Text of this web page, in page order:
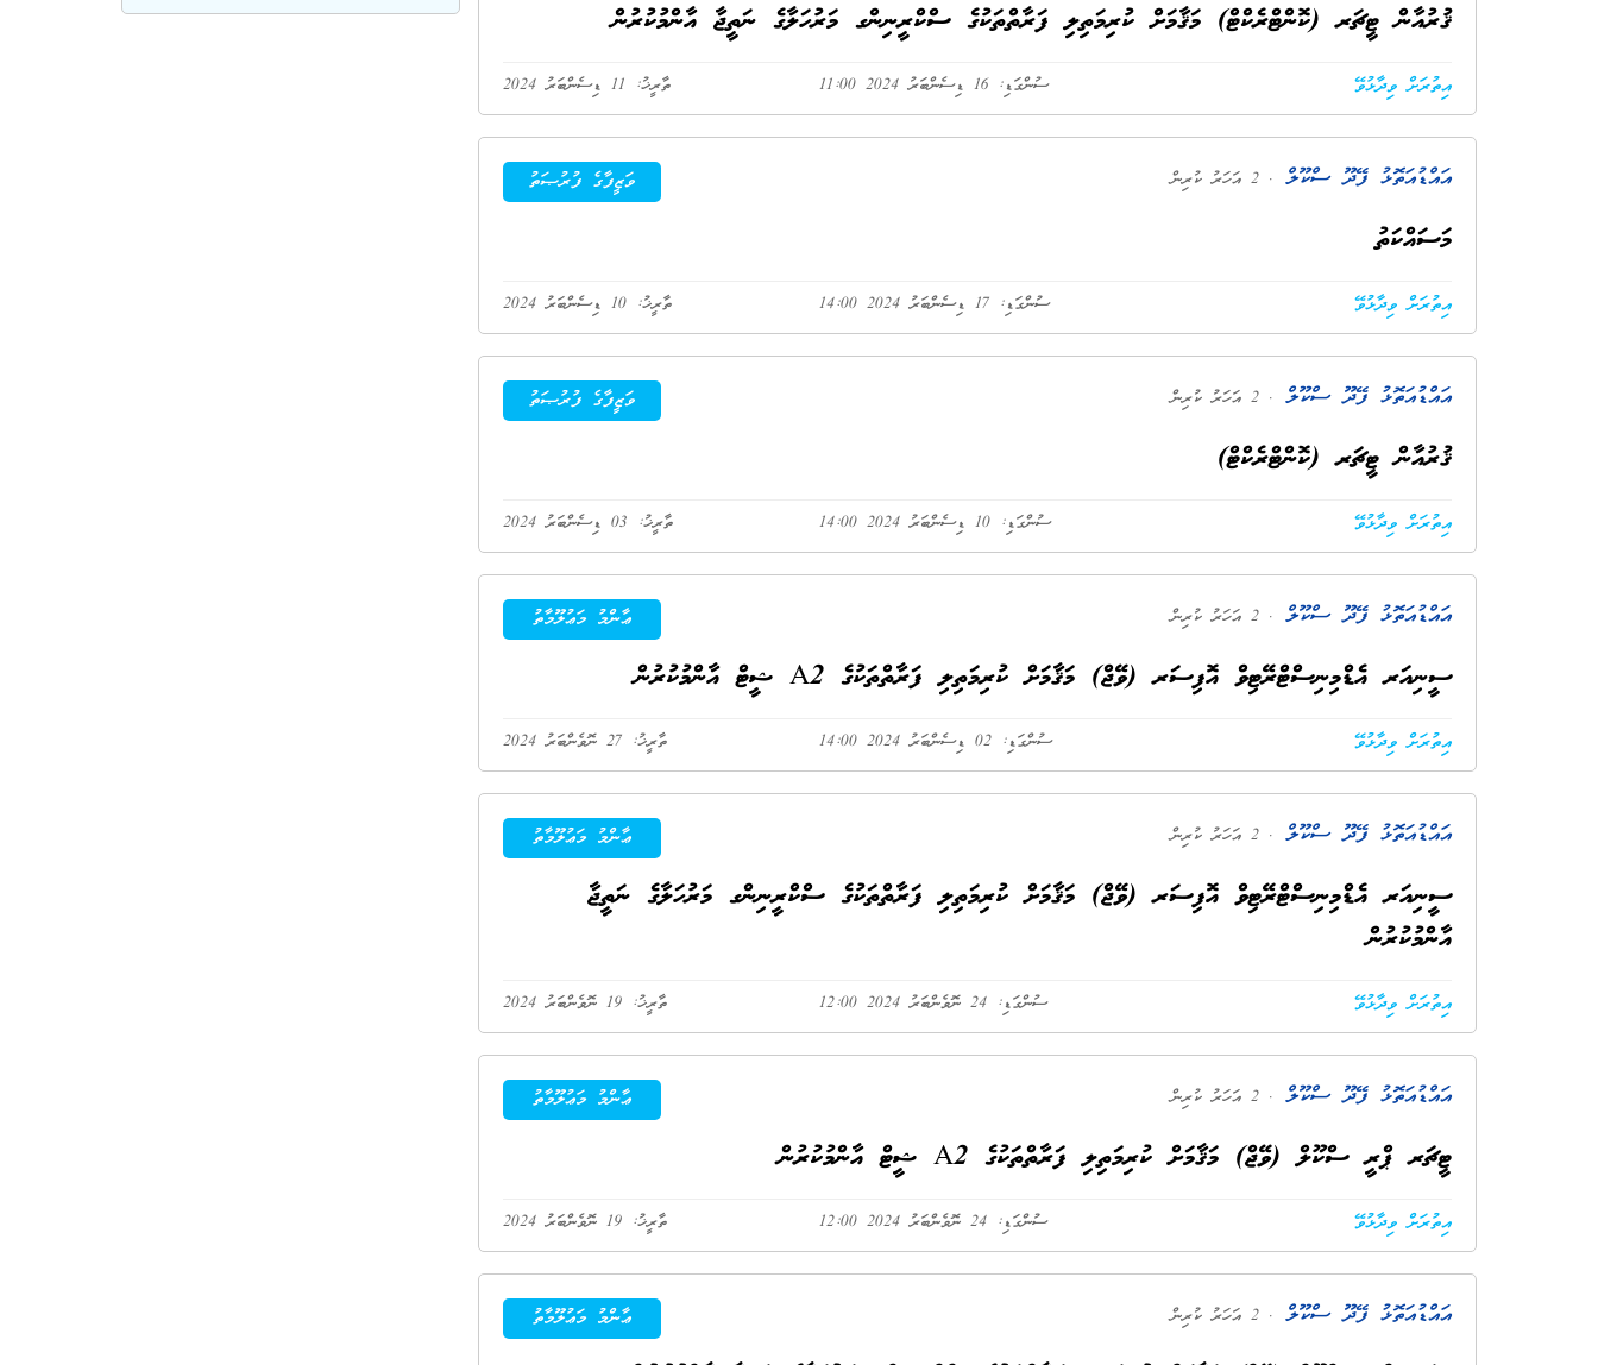
ޤުރުއާން ޓީޗަރ (ކޮންޓްރެކްޓް) މަޤާމަށް ކުރިމަތިލި ފަރާތްތަކުގެ ސްކްރީނިންގ މަރުހަލާގެ ނަތީޖާ އާންމުކުރުން
ތާރީޚު: 11 ޑިސެންބަރު 2024 ސުންގަޑި: 16 ޑިސެންބަރު 2024 11:00 އިތުރަށް ވިދާޅުވޭ
ވަޒީފާގެ ފުރުޞަތު އައްޑުއަތޮޅު ފޭދޫ ސްކޫލް . 2 އަހަރު ކުރިން
މަސައްކަތު
ތާރީޚު: 10 ޑިސެންބަރު 2024 ސުންގަޑި: 17 ޑިސެންބަރު 2024 14:00 އިތުރަށް ވިދާޅުވޭ
ވަޒީފާގެ ފުރުޞަތު އައްޑުއަތޮޅު ފޭދޫ ސްކޫލް . 2 އަހަރު ކުރިން
ޤުރުއާން ޓީޗަރ (ކޮންޓްރެކްޓް)
ތާރީޚު: 03 ޑިސެންބަރު 2024 ސުންގަޑި: 10 ޑިސެންބަރު 2024 14:00 އިތުރަށް ވިދާޅުވޭ
ޢާންމު މަޢުލޫމާތު އައްޑުއަތޮޅު ފޭދޫ ސްކޫލް . 2 އަހަރު ކުރިން
ސީނިއަރ އެޑްމިނިސްޓްރޭޓިވް އޮފިސަރ (ވޭޖް) މަޤާމަށް ކުރިމަތިލި ފަރާތްތަކުގެ A2 ޝީޓް އާންމުކުރުން
ތާރީޚު: 27 ނޮވެންބަރު 2024 ސުންގަޑި: 02 ޑިސެންބަރު 2024 14:00 އިތުރަށް ވިދާޅުވޭ
ޢާންމު މަޢުލޫމާތު އައްޑުއަތޮޅު ފޭދޫ ސްކޫލް . 2 އަހަރު ކުރިން
ސީނިއަރ އެޑްމިނިސްޓްރޭޓިވް އޮފިސަރ (ވޭޖް) މަޤާމަށް ކުރިމަތިލި ފަރާތްތަކުގެ ސްކްރީނިންގ މަރުހަލާގެ ނަތީޖާ
އާންމުކުރުން
ތާރީޚު: 19 ނޮވެންބަރު 2024 ސުންގަޑި: 24 ނޮވެންބަރު 2024 12:00 އިތުރަށް ވިދާޅުވޭ
ޢާންމު މަޢުލޫމާތު އައްޑުއަތޮޅު ފޭދޫ ސްކޫލް . 2 އަހަރު ކުރިން
ޓީޗަރ ޕްރީ ސްކޫލް (ވޭޖް) މަޤާމަށް ކުރިމަތިލި ފަރާތްތަކުގެ A2 ޝީޓް އާންމުކުރުން
ތާރީޚު: 19 ނޮވެންބަރު 2024 ސުންގަޑި: 24 ނޮވެންބަރު 2024 12:00 އިތުރަށް ވިދާޅުވޭ
ޢާންމު މަޢުލޫމާތު އައްޑުއަތޮޅު ފޭދޫ ސްކޫލް . 2 އަހަރު ކުރިން